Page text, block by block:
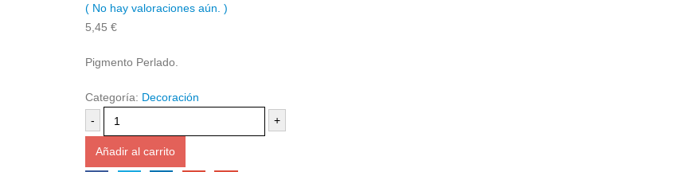
0 out of 5
( No hay valoraciones aún. )
5,45 €
Pigmento Perlado.
Categoría: Decoración
-
+
Añadir al carrito